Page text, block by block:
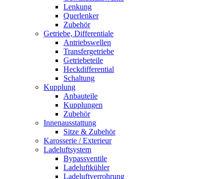
Lenkung
Querlenker
Zubehör
Getriebe, Differentiale
Antriebswellen
Transfergetriebe
Getriebeteile
Heckdifferential
Schaltung
Kupplung
Anbauteile
Kupplungen
Zubehör
Innenausstattung
Sitze & Zubehör
Karosserie / Exterieur
Ladeluftsystem
Bypassventile
Ladeluftkühler
Ladeluftverrohrung